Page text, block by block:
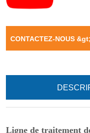
CONTACTEZ-NOUS &gt;